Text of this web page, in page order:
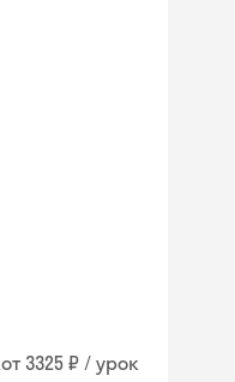
от 3325 ₽ / урок